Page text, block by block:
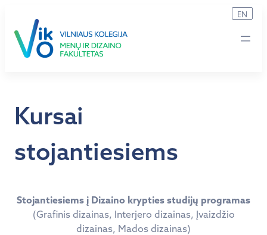
turinio
EN
Kursai
stojantiesiems
Stojantiesiems į Dizaino krypties studijų programas
(Grafinis dizainas, Interjero dizainas, Įvaizdžio
dizainas, Mados dizainas)